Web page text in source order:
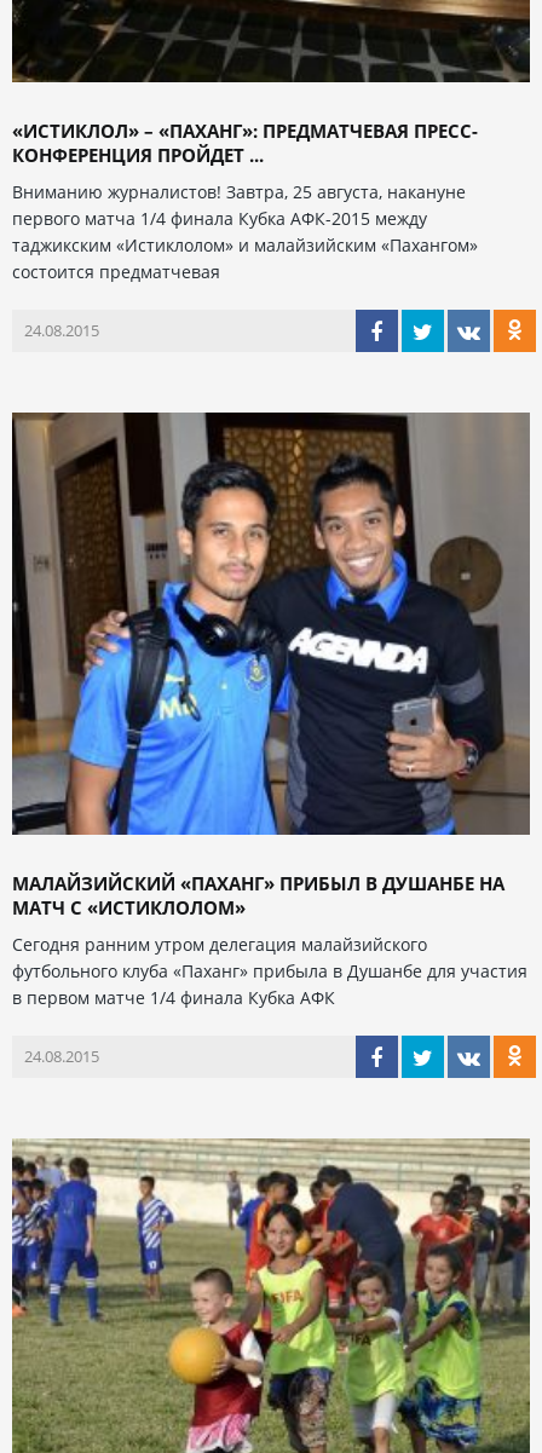
«ИСТИКЛОЛ» – «ПАХАНГ»: ПРЕДМАТЧЕВАЯ ПРЕСС-
КОНФЕРЕНЦИЯ ПРОЙДЕТ ...
Вниманию журналистов! Завтра, 25 августа, накануне
первого матча 1/4 финала Кубка АФК-2015 между
таджикским «Истиклолом» и малайзийским «Пахангом»
состоится предматчевая
24.08.2015
МАЛАЙЗИЙСКИЙ «ПАХАНГ» ПРИБЫЛ В ДУШАНБЕ НА
МАТЧ С «ИСТИКЛОЛОМ»
Сегодня ранним утром делегация малайзийского
футбольного клуба «Паханг» прибыла в Душанбе для участия
в первом матче 1/4 финала Кубка АФК
24.08.2015